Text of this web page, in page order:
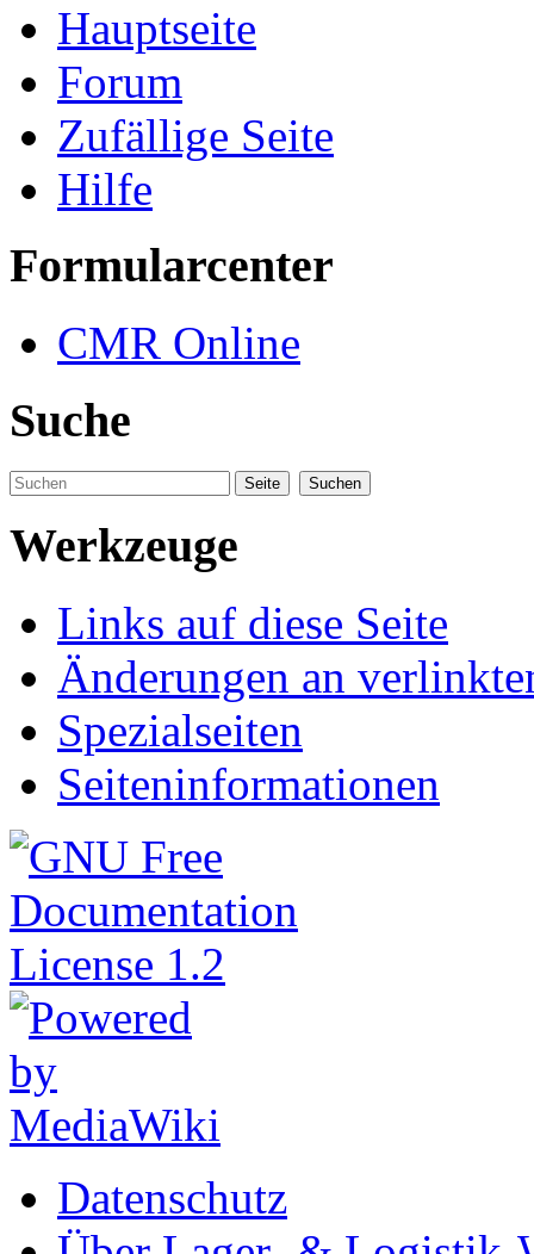
Hauptseite
Forum
Zufällige Seite
Hilfe
Formularcenter
CMR Online
Suche
Werkzeuge
Links auf diese Seite
Änderungen an
Spezialseiten
Seiten­informationen
Datenschutz